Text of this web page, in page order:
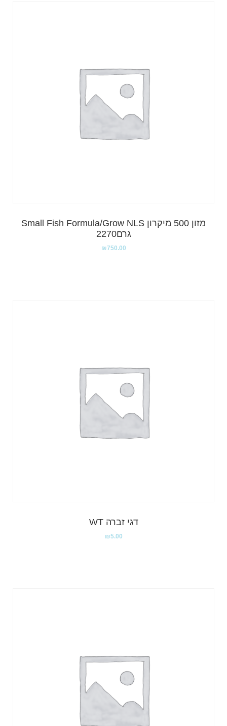
מזון 500 מיקרון Small Fish Formula/Grow NLS
גרם2270
₪750.00
דגי זברה WT
₪5.00